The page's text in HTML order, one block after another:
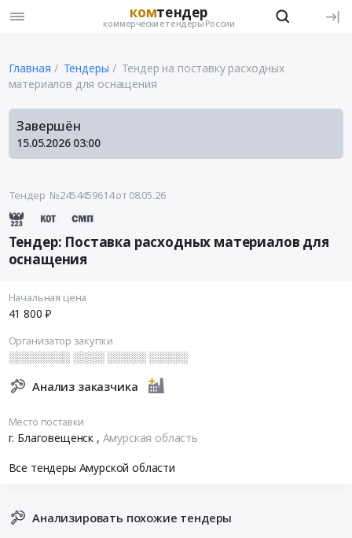
комтендер
коммерческие тендеры России
Главная Тендеры
Тендер на поставку расходных
материалов для оснащения
Завершён
15.05.2026 03:00
Тендер №2454459614от 08.05.26
Тендер: Поставка расходных материалов для
оснащения
Начальная цена
41 800 ₽
Организатор закупки
░░░░░░░░ ░░░░ ░░░░░ ░░░░░
Анализ заказчика
Место поставки
г. Благовещенск , Амурская область
Все тендеры Амурской области
Анализировать похожие тендеры